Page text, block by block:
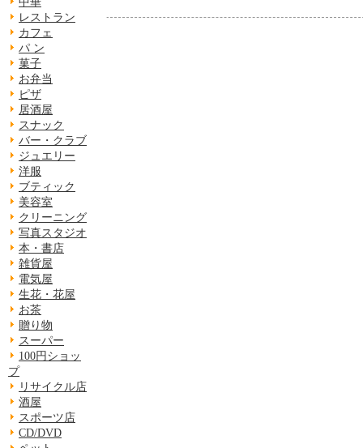
レストラン
カフェ
パ ン
菓子
お弁当
ピザ
居酒屋
スナック
バー・クラブ
ジュエリー
洋服
ブティック
美容室
クリーニング
写真スタジオ
本・書店
雑貨屋
電気屋
生花・花屋
お茶
贈り物
スーパー
100円ショッ
プ
リサイクル店
酒屋
スポーツ店
CD/DVD